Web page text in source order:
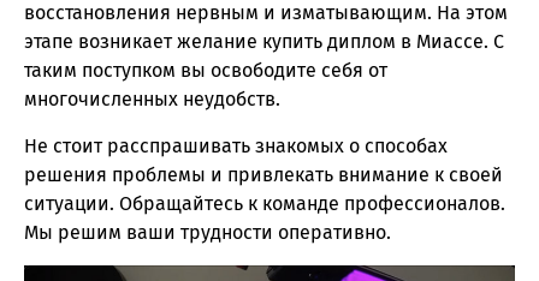
восстановления нервным и изматывающим. На этом
этапе возникает желание купить диплом в Миассе. С
таким поступком вы освободите себя от
многочисленных неудобств.
Не стоит расспрашивать знакомых о способах
решения проблемы и привлекать внимание к своей
ситуации. Обращайтесь к команде профессионалов.
Мы решим ваши трудности оперативно.